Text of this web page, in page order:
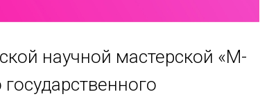
научной мастерской «М-